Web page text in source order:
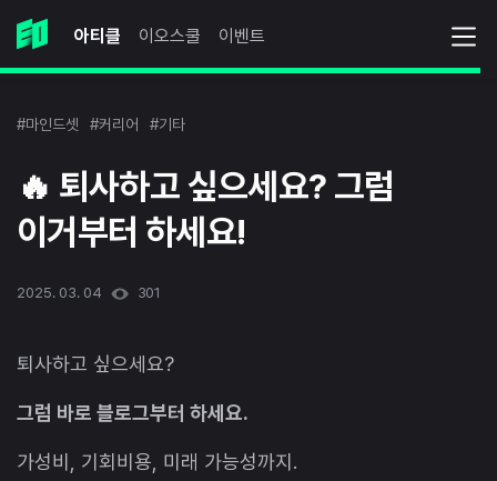
아티클 이오스쿨 이벤트
#마인드셋 #커리어 #기타
🔥 퇴사하고 싶으세요? 그럼
이거부터 하세요!
2025. 03. 04 301
퇴사하고 싶으세요?
그럼 바로 블로그부터 하세요.
가성비, 기회비용, 미래 가능성까지.